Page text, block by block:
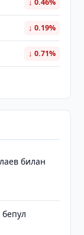
↓ 0.46%
↓ 0.19%
↓ 0.71%
билан